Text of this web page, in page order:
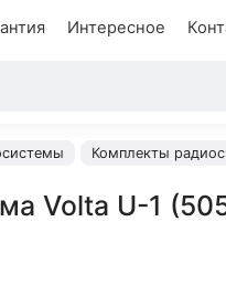
Интересное
Комплекты
Volta U-1